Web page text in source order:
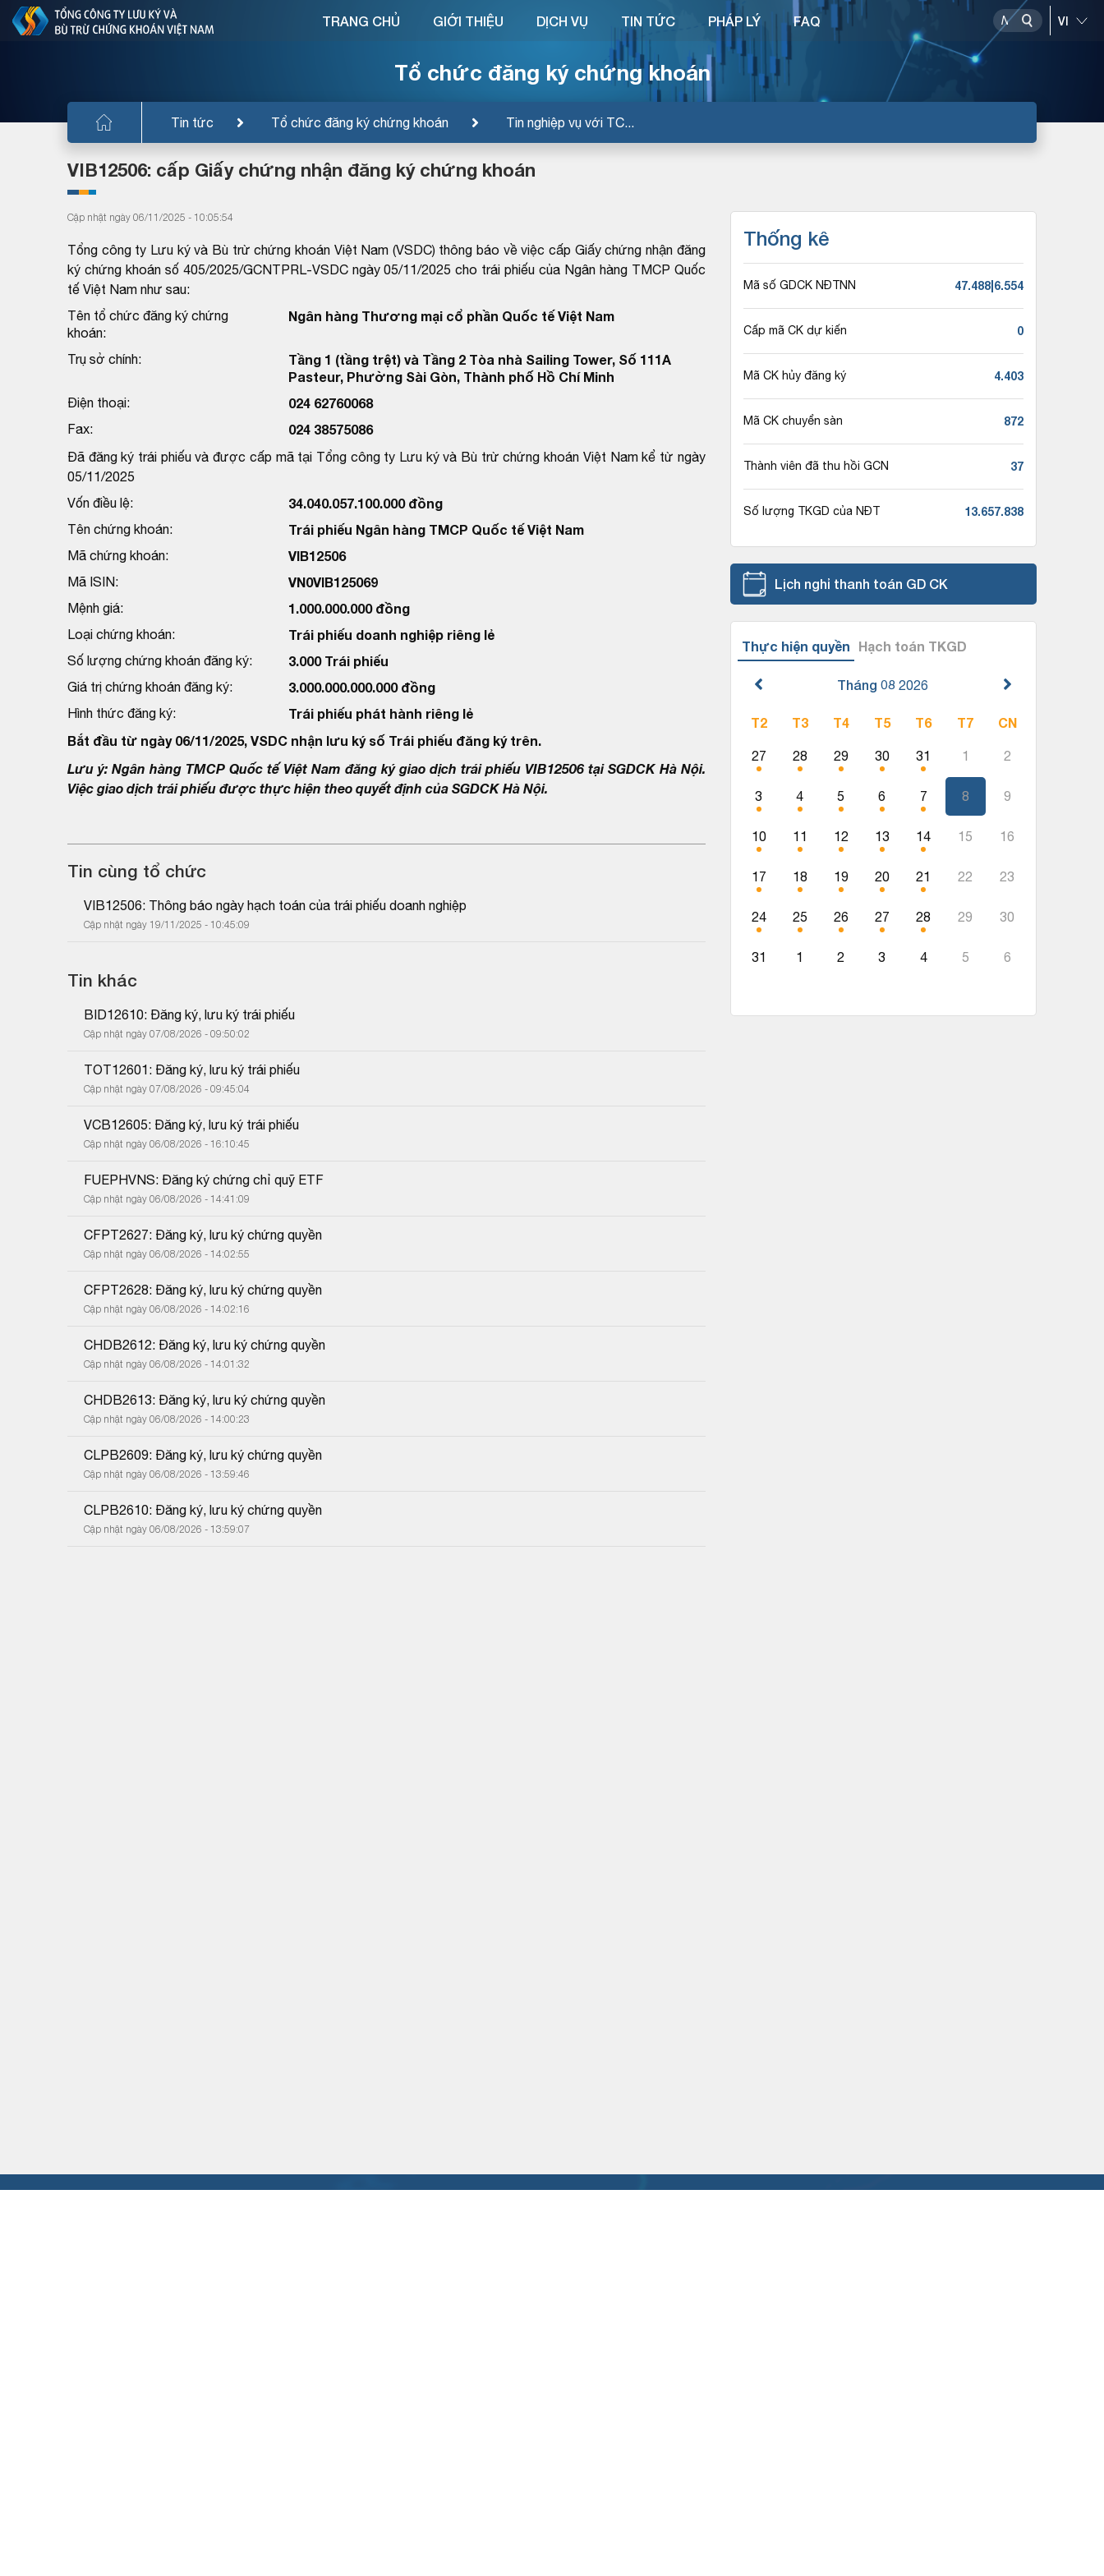
Tổ chức đăng ký chứng khoán
Tin tức Tổ chức đăng ký chứng khoán Tin nghiệp vụ với TC...
TRANG CHỦ GIỚI THIỆU DỊCH VỤ TIN TỨC PHÁP LÝ FAQ
VIB12506: cấp Giấy chứng nhận đăng ký chứng khoán
Cập nhật ngày 06/11/2025 - 10:05:54
Tổng công ty Lưu ký và Bù trừ chứng khoán Việt Nam (VSDC) thông báo về việc cấp Giấy chứng nhận đăng
ký chứng khoán số 405/2025/GCNTPRL-VSDC ngày 05/11/2025 cho trái phiếu của Ngân hàng TMCP Quốc
tế Việt Nam như sau:
Tên tổ chức đăng ký chứng
khoán:
Ngân hàng Thương mại cổ phần Quốc tế Việt Nam
Trụ sở chính:
Tầng 1 (tầng trệt) và Tầng 2 Tòa nhà Sailing Tower, Số 111A
Pasteur, Phường Sài Gòn, Thành phố Hồ Chí Minh
Điện thoại: 024 62760068
Fax: 024 38575086
Đã đăng ký trái phiếu và được cấp mã tại Tổng công ty Lưu ký và Bù trừ chứng khoán Việt Nam kể từ ngày
05/11/2025
Vốn điều lệ:
34.040.057.100.000 đồng
Tên chứng khoán: Trái phiếu Ngân hàng TMCP Quốc tế Việt Nam
Mã chứng khoán: VIB12506
Mã ISIN: VN0VIB125069
Mệnh giá: 1.000.000.000 đồng
Loại chứng khoán: Trái phiếu doanh nghiệp riêng lẻ
Số lượng chứng khoán đăng ký: 3.000 Trái phiếu
Giá trị chứng khoán đăng ký: 3.000.000.000.000 đồng
Hình thức đăng ký:
Trái phiếu phát hành riêng lẻ
Bắt đầu từ ngày 06/11/2025, VSDC nhận lưu ký số Trái phiếu đăng ký trên.
Lưu ý: Ngân hàng TMCP Quốc tế Việt Nam đăng ký giao dịch trái phiếu VIB12506 tại SGDCK Hà Nội.
Việc giao dịch trái phiếu được thực hiện theo quyết định của SGDCK Hà Nội.
Tin cùng tổ chức
VIB12506: Thông báo ngày hạch toán của trái phiếu doanh nghiệp
Cập nhật ngày 19/11/2025 - 10:45:09
Tin khác
BID12610: Đăng ký, lưu ký trái phiếu
Cập nhật ngày 07/08/2026 - 09:50:02
TOT12601: Đăng ký, lưu ký trái phiếu
Cập nhật ngày 07/08/2026 - 09:45:04
VCB12605: Đăng ký, lưu ký trái phiếu
Cập nhật ngày 06/08/2026 - 16:10:45
FUEPHVNS: Đăng ký chứng chỉ quỹ ETF
Cập nhật ngày 06/08/2026 - 14:41:09
CFPT2627: Đăng ký, lưu ký chứng quyền
Cập nhật ngày 06/08/2026 - 14:02:55
CFPT2628: Đăng ký, lưu ký chứng quyền
Cập nhật ngày 06/08/2026 - 14:02:16
CHDB2612: Đăng ký, lưu ký chứng quyền
Cập nhật ngày 06/08/2026 - 14:01:32
CHDB2613: Đăng ký, lưu ký chứng quyền
Cập nhật ngày 06/08/2026 - 14:00:23
CLPB2609: Đăng ký, lưu ký chứng quyền
Cập nhật ngày 06/08/2026 - 13:59:46
CLPB2610: Đăng ký, lưu ký chứng quyền
Cập nhật ngày 06/08/2026 - 13:59:07
Thống kê
Mã số GDCK NĐTNN 47.488|6.554
Cấp mã CK dự kiến 0
Mã CK hủy đăng ký 4.403
Mã CK chuyển sàn 872
Thành viên đã thu hồi GCN 37
Số lượng TKGD của NĐT 13.657.838
Lịch nghỉ thanh toán GD CK
Thực hiện quyền Hạch toán TKGD
Tháng 08 2026
T2 T3 T4 T5 T6 T7 CN
27 28 29 30 31 1 2
3 4 5 6 7 8 9
10 11 12 13 14 15 16
17 18 19 20 21 22 23
24 25 26 27 28 29 30
31 1 2 3 4 5 6